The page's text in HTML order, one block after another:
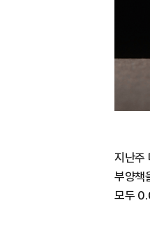
지난주
부양책
모두